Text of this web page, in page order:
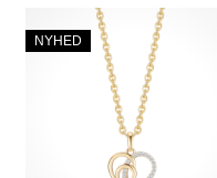
NYHED